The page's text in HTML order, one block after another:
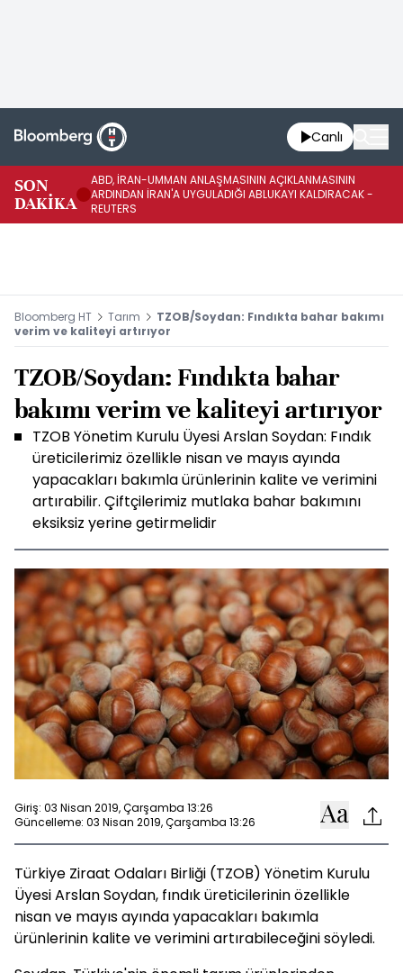
Canlı
SON
DAKİKA
ABD, İRAN-UMMAN ANLAŞMASININ AÇIKLANMASININ
ARDINDAN İRAN'A UYGULADIĞI ABLUKAYI KALDIRACAK -
REUTERS
Bloomberg HT Tarım
TZOB/Soydan: Fındıkta bahar bakımı
verim ve kaliteyi artırıyor
TZOB/Soydan: Fındıkta bahar
bakımı verim ve kaliteyi artırıyor
TZOB Yönetim Kurulu Üyesi Arslan Soydan: Fındık
üreticilerimiz özellikle nisan ve mayıs ayında
yapacakları bakımla ürünlerinin kalite ve verimini
artırabilir. Çiftçilerimiz mutlaka bahar bakımını
eksiksiz yerine getirmelidir
Giriş: 03 Nisan 2019, Çarşamba 13:26
Güncelleme: 03 Nisan 2019, Çarşamba 13:26
Türkiye Ziraat Odaları Birliği (TZOB) Yönetim Kurulu
Üyesi Arslan Soydan, fındık üreticilerinin özellikle
nisan ve mayıs ayında yapacakları bakımla
ürünlerinin kalite ve verimini artırabileceğini söyledi.